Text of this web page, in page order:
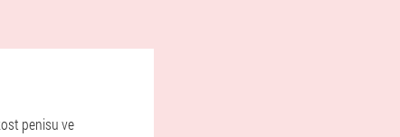
penisu ve